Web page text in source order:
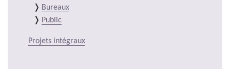
Bureaux
Public
Projets intégraux